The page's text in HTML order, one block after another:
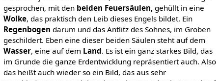
gesprochen, mit den beiden Feuersäulen,gehüllt in eine
Wolke, das praktisch den Leib dieses Engels bildet. Ein
Regenbogen darum und das Antlitz des Sohnes, im Groben
geschildert. Eben eine dieser beiden Säulen steht auf dem
Wasser, eine auf dem Land. Es ist ein ganz starkes Bild, das
im Grunde die ganze Erdentwicklung repräsentiert auch. Also
das heißt auch wieder so ein Bild, das aus sehr